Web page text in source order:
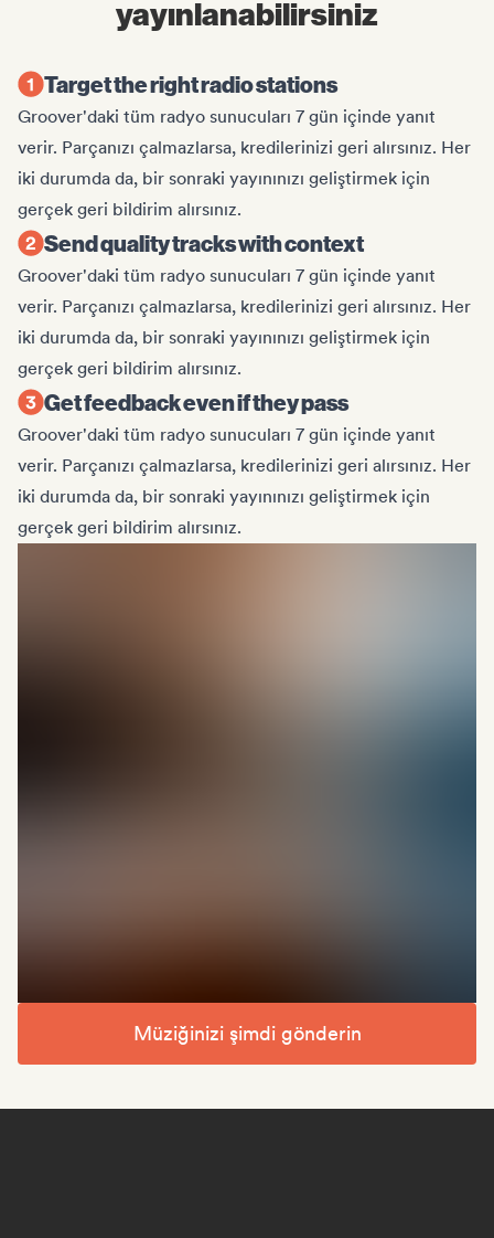
yayınlanabilirsiniz
Target the right radio stations
Groover'daki tüm radyo sunucuları 7 gün içinde yanıt
verir. Parçanızı çalmazlarsa, kredilerinizi geri alırsınız. Her
iki durumda da, bir sonraki yayınınızı geliştirmek için
gerçek geri bildirim alırsınız.
Send quality tracks with context
Groover'daki tüm radyo sunucuları 7 gün içinde yanıt
verir. Parçanızı çalmazlarsa, kredilerinizi geri alırsınız. Her
iki durumda da, bir sonraki yayınınızı geliştirmek için
gerçek geri bildirim alırsınız.
Get feedback even if they pass
Groover'daki tüm radyo sunucuları 7 gün içinde yanıt
verir. Parçanızı çalmazlarsa, kredilerinizi geri alırsınız. Her
iki durumda da, bir sonraki yayınınızı geliştirmek için
gerçek geri bildirim alırsınız.
Müziğinizi şimdi gönderin